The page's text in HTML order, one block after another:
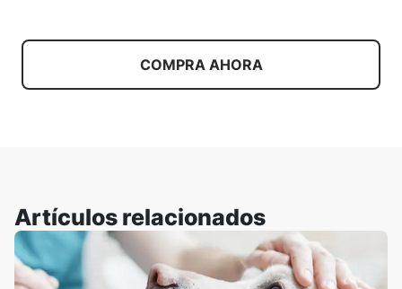
COMPRA AHORA
Artículos relacionados